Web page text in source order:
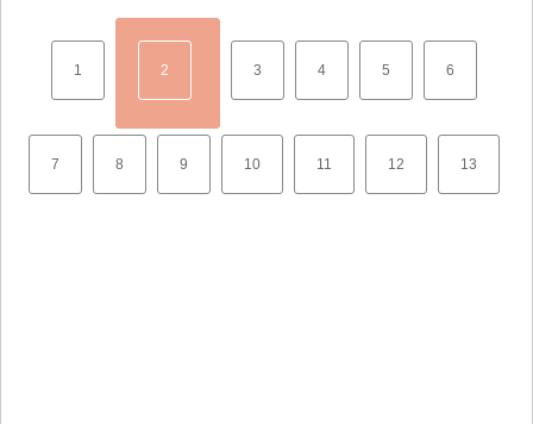
1 2 3 4 5 6
7 8 9 10 11 12 13